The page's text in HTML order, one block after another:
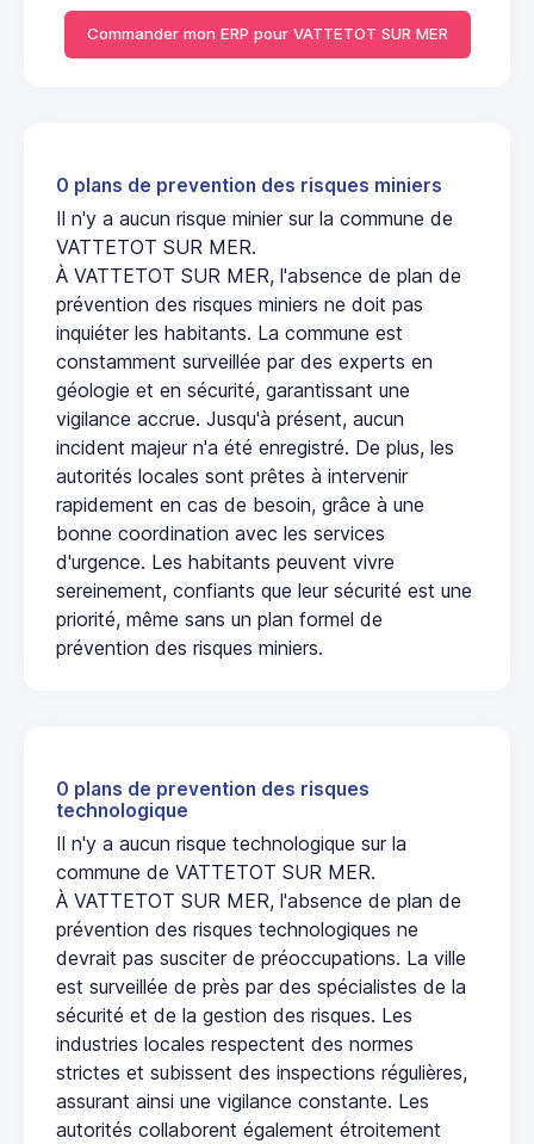
Commander mon ERP pour VATTETOT SUR MER
0 plans de prevention des risques miniers
Il n'y a aucun risque minier sur la commune de
VATTETOT SUR MER.
À VATTETOT SUR MER, l'absence de plan de
prévention des risques miniers ne doit pas
inquiéter les habitants. La commune est
constamment surveillée par des experts en
géologie et en sécurité, garantissant une
vigilance accrue. Jusqu'à présent, aucun
incident majeur n'a été enregistré. De plus, les
autorités locales sont prêtes à intervenir
rapidement en cas de besoin, grâce à une
bonne coordination avec les services
d'urgence. Les habitants peuvent vivre
sereinement, confiants que leur sécurité est une
priorité, même sans un plan formel de
prévention des risques miniers.
0 plans de prevention des risques
technologique
Il n'y a aucun risque technologique sur la
commune de VATTETOT SUR MER.
À VATTETOT SUR MER, l'absence de plan de
prévention des risques technologiques ne
devrait pas susciter de préoccupations. La ville
est surveillée de près par des spécialistes de la
sécurité et de la gestion des risques. Les
industries locales respectent des normes
strictes et subissent des inspections régulières,
assurant ainsi une vigilance constante. Les
autorités collaborent également étroitement